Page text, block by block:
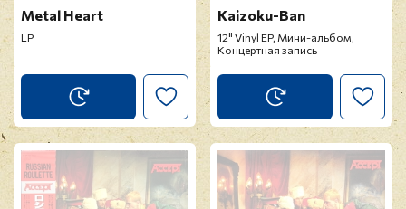
Metal Heart
LP
Kaizoku-Ban
12" Vinyl EP, Мини-альбом,
Концертная запись